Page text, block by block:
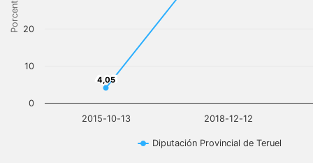
Porcentaje
4,05
4,05
Diputación Provincial de Teruel
2015-10-13 2018-12-12
0
10
20